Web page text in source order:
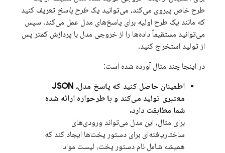
طرح خاص پیروی می‌کند، می‌توانید یک طرح پاسخ تعریف کنید
که مانند یک طرح اولیه برای پاسخ‌های مدل عمل می‌کند. سپس
می‌توانید مستقیماً داده‌ها را از خروجی مدل با پردازش کمتر پس
از تولید استخراج کنید.
در اینجا چند مثال آورده شده است:
اطمینان حاصل کنید که پاسخ مدل، JSON
معتبری تولید می‌کند و با طرحواره ارائه شده
شما مطابقت دارد.
برای مثال، این مدل می‌تواند ورودی‌های
ساختاریافته‌ای برای دستور پخت‌ها ایجاد کند که
همیشه شامل نام دستور پخت، لیست مواد